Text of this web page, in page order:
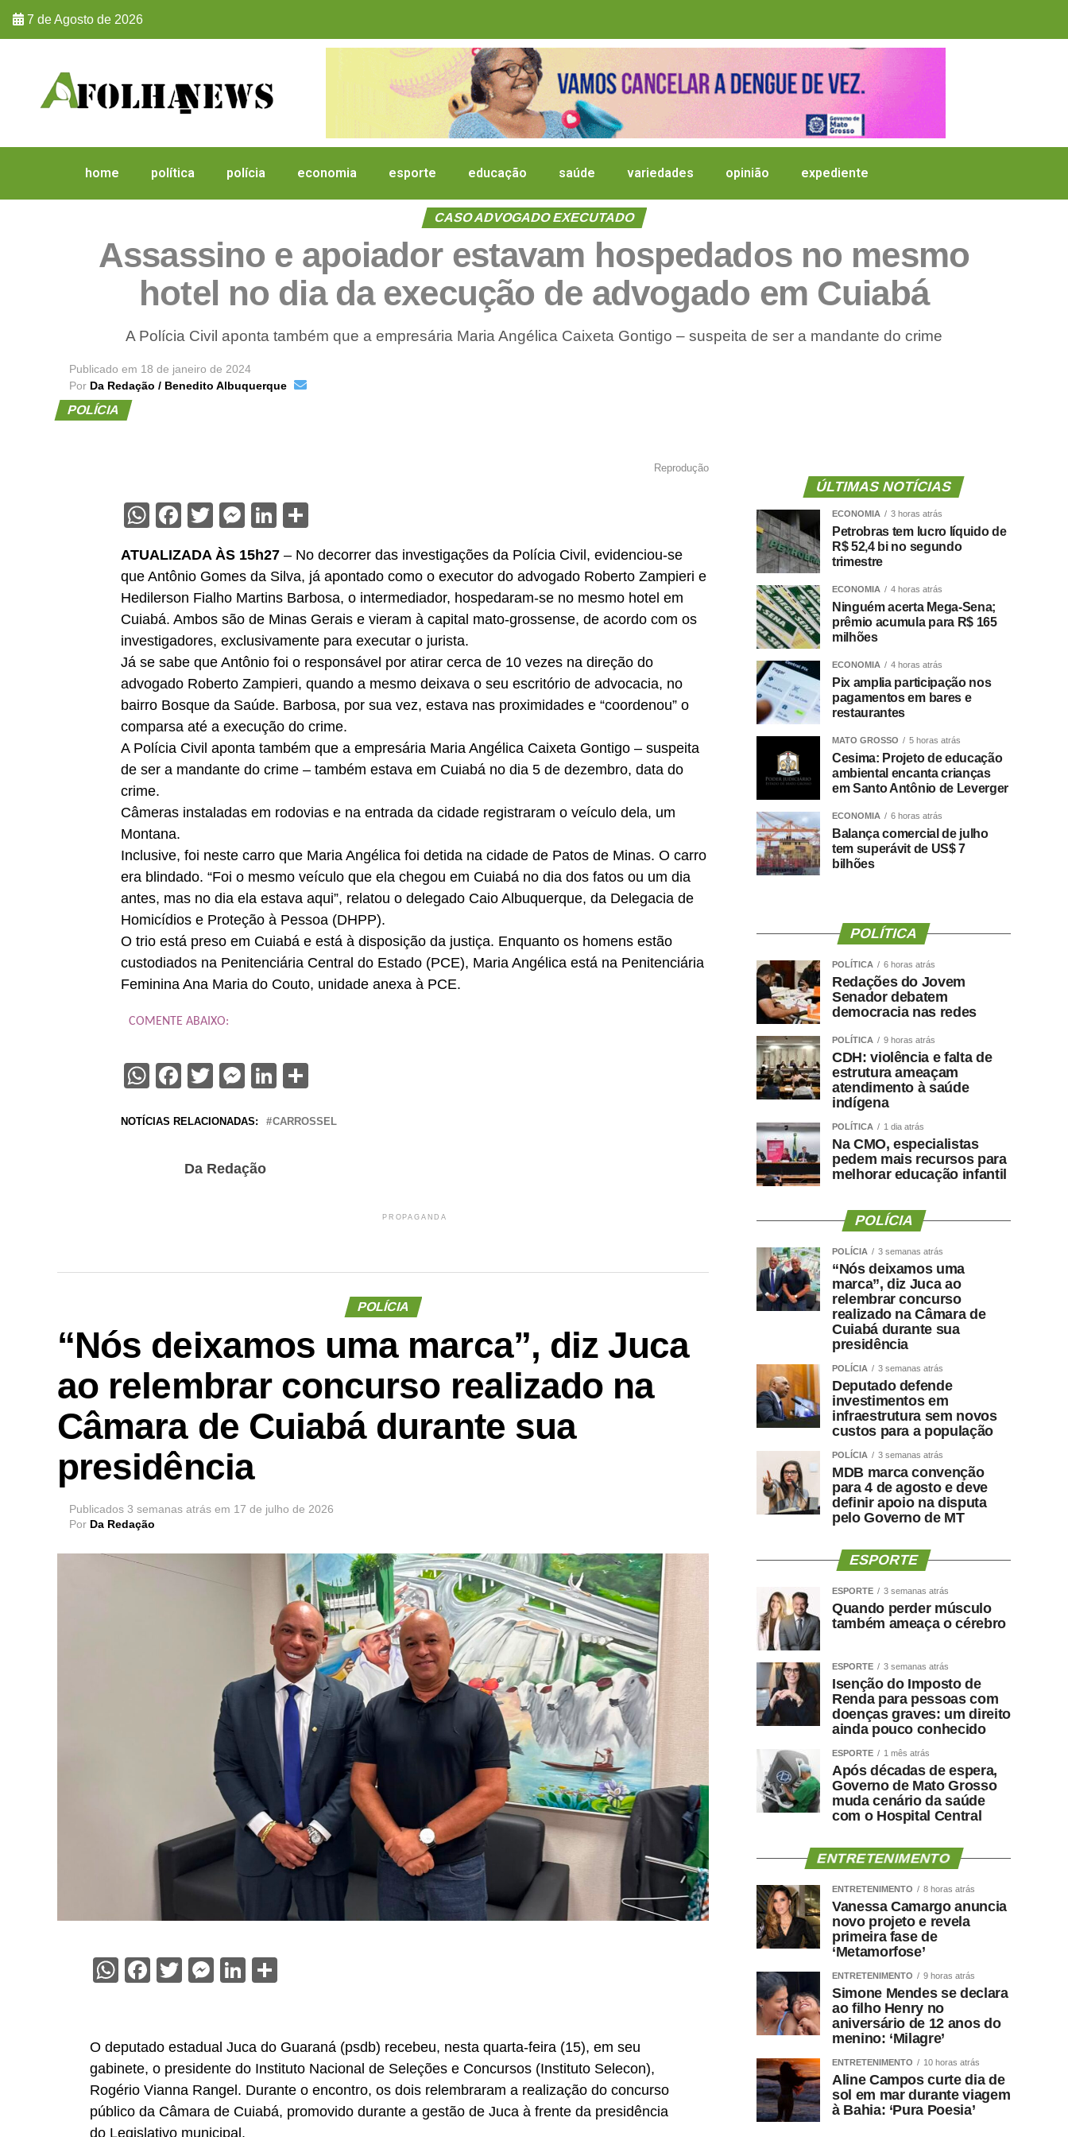
7 de Agosto de 2026
home política polícia economia esporte educação saúde variedades opinião expediente
CASO ADVOGADO EXECUTADO
Assassino e apoiador estavam hospedados no mesmo
hotel no dia da execução de advogado em Cuiabá
A Polícia Civil aponta também que a empresária Maria Angélica Caixeta Gontigo – suspeita de ser a mandante do crime
Publicado em 18 de janeiro de 2024
Por Da Redação / Benedito Albuquerque
POLÍCIA
Reprodução
WhatsApp
Facebook
TwitterMessenger
LinkedIn
ATUALIZADA ÀS 15h27 – No decorrer das investigações da Polícia Civil, evidenciou-se
que Antônio Gomes da Silva, já apontado como o executor do advogado Roberto Zampieri e
Hedilerson Fialho Martins Barbosa, o intermediador, hospedaram-se no mesmo hotel em
Cuiabá. Ambos são de Minas Gerais e vieram à capital mato-grossense, de acordo com os
investigadores, exclusivamente para executar o jurista.
Já se sabe que Antônio foi o responsável por atirar cerca de 10 vezes na direção do
advogado Roberto Zampieri, quando a mesmo deixava o seu escritório de advocacia, no
bairro Bosque da Saúde. Barbosa, por sua vez, estava nas proximidades e “coordenou” o
comparsa até a execução do crime.
A Polícia Civil aponta também que a empresária Maria Angélica Caixeta Gontigo – suspeita
de ser a mandante do crime – também estava em Cuiabá no dia 5 de dezembro, data do
crime.
Câmeras instaladas em rodovias e na entrada da cidade registraram o veículo dela, um
Montana.
Inclusive, foi neste carro que Maria Angélica foi detida na cidade de Patos de Minas. O carro
era blindado. “Foi o mesmo veículo que ela chegou em Cuiabá no dia dos fatos ou um dia
antes, mas no dia ela estava aqui”, relatou o delegado Caio Albuquerque, da Delegacia de
Homicídios e Proteção à Pessoa (DHPP).
O trio está preso em Cuiabá e está à disposição da justiça. Enquanto os homens estão
custodiados na Penitenciária Central do Estado (PCE), Maria Angélica está na Penitenciária
Feminina Ana Maria do Couto, unidade anexa à PCE.
COMENTE ABAIXO:
WhatsApp
Facebook
TwitterMessenger
LinkedIn
NOTÍCIAS RELACIONADAS: CARROSSEL
Da Redação
PROPAGANDA
POLÍCIA
“Nós deixamos uma marca”, diz Juca
ao relembrar concurso realizado na
Câmara de Cuiabá durante sua
presidência
Publicados 3 semanas atrás em 17 de julho de 2026
Por Da Redação
WhatsApp
Facebook
Twitter
Messenger
LinkedIn
O deputado estadual Juca do Guaraná (psdb) recebeu, nesta quarta-feira (15), em seu
gabinete, o presidente do Instituto Nacional de Seleções e Concursos (Instituto Selecon),
Rogério Vianna Rangel. Durante o encontro, os dois relembraram a realização do concurso
público da Câmara de Cuiabá, promovido durante a gestão de Juca à frente da presidência
do Legislativo municipal.
ÚLTIMAS NOTÍCIAS
ECONOMIA 3 horas atrás
Petrobras tem lucro líquido de
R$ 52,4 bi no segundo
trimestre
ECONOMIA 4 horas atrás
Ninguém acerta Mega-Sena;
prêmio acumula para R$ 165
milhões
ECONOMIA 4 horas atrás
Pix amplia participação nos
pagamentos em bares e
restaurantes
MATO GROSSO 5 horas atrás
Cesima: Projeto de educação
ambiental encanta crianças
em Santo Antônio de Leverger
ECONOMIA 6 horas atrás
Balança comercial de julho
tem superávit de US$ 7
bilhões
POLÍTICA
POLÍTICA 6 horas atrás
Redações do Jovem
Senador debatem
democracia nas redes
POLÍTICA 9 horas atrás
CDH: violência e falta de
estrutura ameaçam
atendimento à saúde
indígena
POLÍTICA 1 dia atrás
Na CMO, especialistas
pedem mais recursos para
melhorar educação infantil
POLÍCIA
POLÍCIA 3 semanas atrás
“Nós deixamos uma
marca”, diz Juca ao
relembrar concurso
realizado na Câmara de
Cuiabá durante sua
presidência
POLÍCIA 3 semanas atrás
Deputado defende
investimentos em
infraestrutura sem novos
custos para a população
POLÍCIA 3 semanas atrás
MDB marca convenção
para 4 de agosto e deve
definir apoio na disputa
pelo Governo de MT
ESPORTE
ESPORTE 3 semanas atrás
Quando perder músculo
também ameaça o cérebro
ESPORTE 3 semanas atrás
Isenção do Imposto de
Renda para pessoas com
doenças graves: um direito
ainda pouco conhecido
ESPORTE 1 mês atrás
Após décadas de espera,
Governo de Mato Grosso
muda cenário da saúde
com o Hospital Central
ENTRETENIMENTO
ENTRETENIMENTO 8 horas atrás
Vanessa Camargo anuncia
novo projeto e revela
primeira fase de
‘Metamorfose’
ENTRETENIMENTO 9 horas atrás
Simone Mendes se declara
ao filho Henry no
aniversário de 12 anos do
menino: ‘Milagre’
ENTRETENIMENTO 10 horas atrás
Aline Campos curte dia de
sol em mar durante viagem
à Bahia: ‘Pura Poesia’